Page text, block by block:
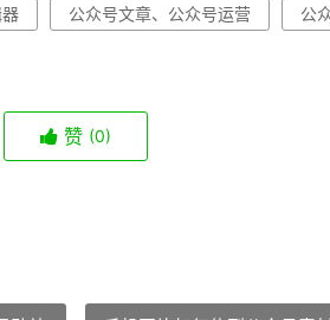
公众号文章、公众号运营 公
赞 (0)